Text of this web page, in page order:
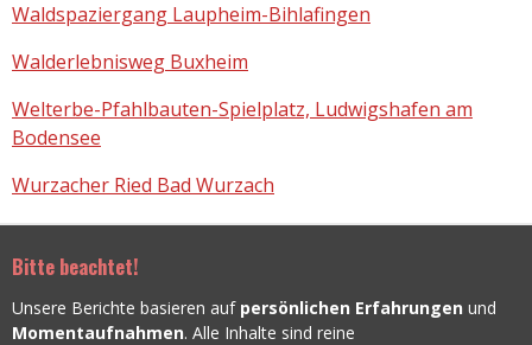
Waldspaziergang Laupheim-Bihlafingen
Walderlebnisweg Buxheim
Welterbe-Pfahlbauten-Spielplatz, Ludwigshafen am
Bodensee
Wurzacher Ried Bad Wurzach
Bitte beachtet!
Unsere Berichte basieren auf persönlichen Erfahrungen und
Momentaufnahmen. Alle Inhalte sind reine